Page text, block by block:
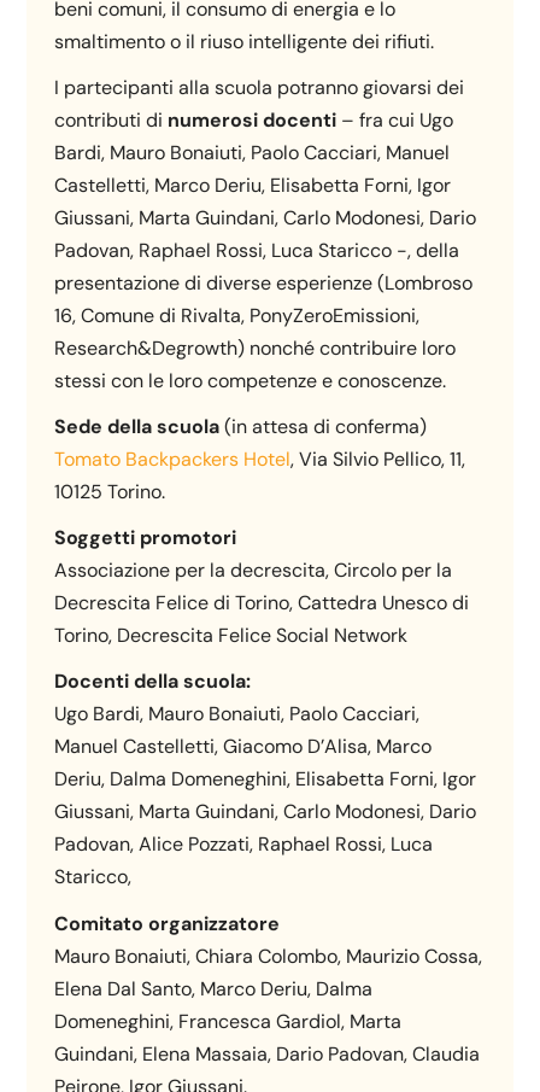
beni comuni, il consumo di energia e lo
smaltimento o il riuso intelligente dei rifiuti.
I partecipanti alla scuola potranno giovarsi dei
contributi di numerosi docenti – fra cui Ugo
Bardi, Mauro Bonaiuti, Paolo Cacciari, Manuel
Castelletti, Marco Deriu, Elisabetta Forni, Igor
Giussani, Marta Guindani, Carlo Modonesi, Dario
Padovan, Raphael Rossi, Luca Staricco -, della
presentazione di diverse esperienze (Lombroso
16, Comune di Rivalta, PonyZeroEmissioni,
Research&Degrowth) nonché contribuire loro
stessi con le loro competenze e conoscenze.
Sede della scuola(in attesa di conferma)
Tomato Backpackers Hotel, Via Silvio Pellico, 11,
10125 Torino.
Soggetti promotori
Associazione per la decrescita, Circolo per la
Decrescita Felice di Torino, Cattedra Unesco di
Torino, Decrescita Felice Social Network
Docenti della scuola:
Ugo Bardi, Mauro Bonaiuti, Paolo Cacciari,
Manuel Castelletti, Giacomo D’Alisa, Marco
Deriu, Dalma Domeneghini, Elisabetta Forni, Igor
Giussani, Marta Guindani, Carlo Modonesi, Dario
Padovan, Alice Pozzati, Raphael Rossi, Luca
Staricco,
Comitato organizzatore
Mauro Bonaiuti, Chiara Colombo, Maurizio Cossa,
Elena Dal Santo, Marco Deriu, Dalma
Domeneghini, Francesca Gardiol, Marta
Guindani, Elena Massaia, Dario Padovan, Claudia
Peirone, Igor Giussani.